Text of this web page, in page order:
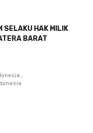
SELAKU HAK MILIK
BARAT
,